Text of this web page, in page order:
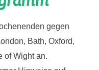
gegen
Bath, Oxford,
of Wight an.